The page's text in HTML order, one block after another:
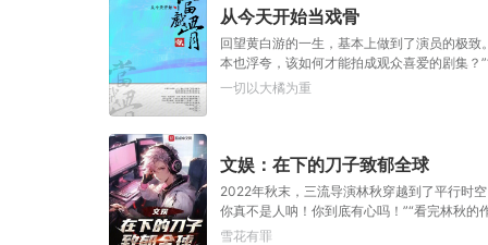
从今天开始当戏骨
回望黄白游的一生，基本上做到了演员的极
本也浮夸，该如何才能拍成观众喜爱的剧集？
底来没来？”“如来！”
一切以大橘为重
文娱：在下的刀子致郁全球
2022年秋末，三流导演林秋穿越到了平行时
你真不是人呐！你到底有心吗！”“看完林秋
真不想发刀子啊！”
雪花有罪